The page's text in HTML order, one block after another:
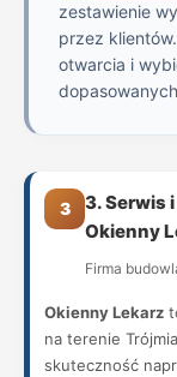
zestawienie
przez
otwarcia i
3
3. Serwis
Okienny
Firma
Okienny Lekarz
na terenie
skuteczność